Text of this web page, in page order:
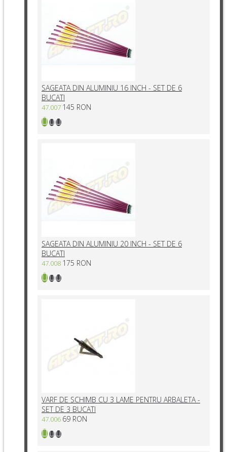
SAGEATA DIN ALUMINIU 16 INCH - SET DE 6
BUCATI
47.007 145 RON
SAGEATA DIN ALUMINIU 20 INCH - SET DE 6
BUCATI
47.008 175 RON
VARF DE SCHIMB CU 3 LAME PENTRU ARBALETA -
SET DE 3 BUCATI
47.006 69 RON